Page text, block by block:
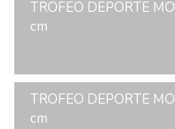
TROFEO DEPORTE
cm
TROFEO DEPORTE
cm